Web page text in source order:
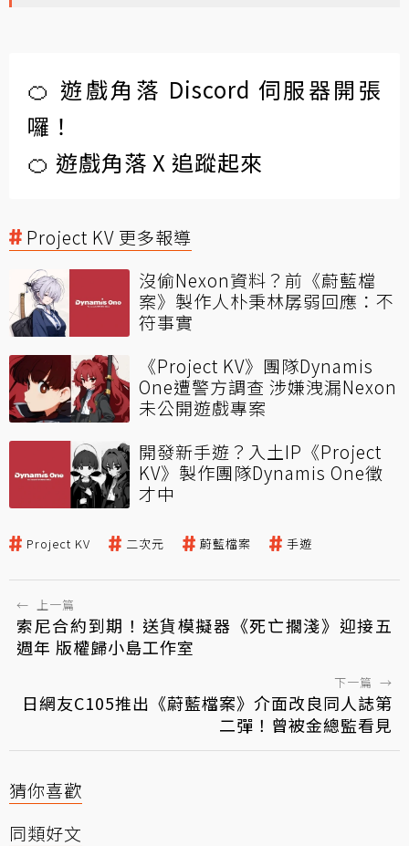
🍊 遊戲角落 Discord 伺服器開張
囉！
🍊 遊戲角落 X 追蹤起來
Project KV 更多報導
沒偷Nexon資料？前《蔚藍檔
案》製作人朴秉林孱弱回應：不
符事實
《Project KV》團隊Dynamis
One遭警方調查 涉嫌洩漏Nexon
未公開遊戲專案
開發新手遊？入土IP《Project
KV》製作團隊Dynamis One徵
才中
Project KV 二次元 蔚藍檔案 手遊
← 上一篇
索尼合約到期！送貨模擬器《死亡擱淺》迎接五
週年 版權歸小島工作室
下一篇 →
日網友C105推出《蔚藍檔案》介面改良同人誌第
二彈！曾被金總監看見
猜你喜歡
同類好文